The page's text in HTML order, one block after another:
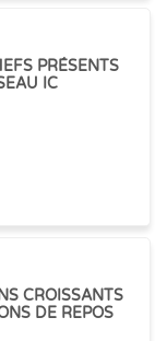
PRÉSENTS
IC
CROISSANTS
DE REPOS